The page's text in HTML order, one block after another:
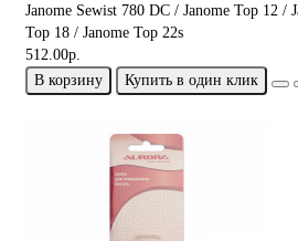
Janome Sewist 780 DC / Janome Top 12 /
Top 18 / Janome Top 22s
512.00р.
В корзину
Купить в один клик